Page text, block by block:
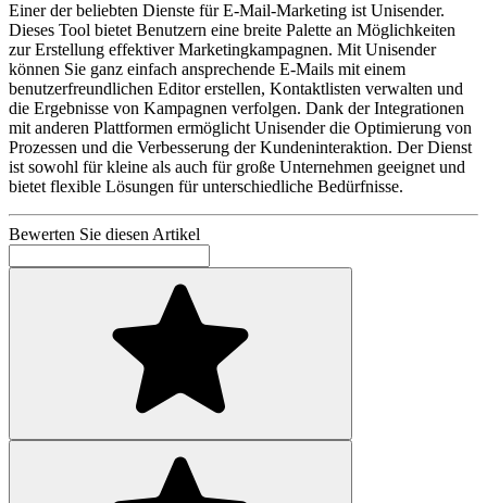
Einer der beliebten Dienste für E-Mail-Marketing ist Unisender.
Dieses Tool bietet Benutzern eine breite Palette an Möglichkeiten
zur Erstellung effektiver Marketingkampagnen. Mit Unisender
können Sie ganz einfach ansprechende E-Mails mit einem
benutzerfreundlichen Editor erstellen, Kontaktlisten verwalten und
die Ergebnisse von Kampagnen verfolgen. Dank der Integrationen
mit anderen Plattformen ermöglicht Unisender die Optimierung von
Prozessen und die Verbesserung der Kundeninteraktion. Der Dienst
ist sowohl für kleine als auch für große Unternehmen geeignet und
bietet flexible Lösungen für unterschiedliche Bedürfnisse.
Bewerten Sie diesen Artikel